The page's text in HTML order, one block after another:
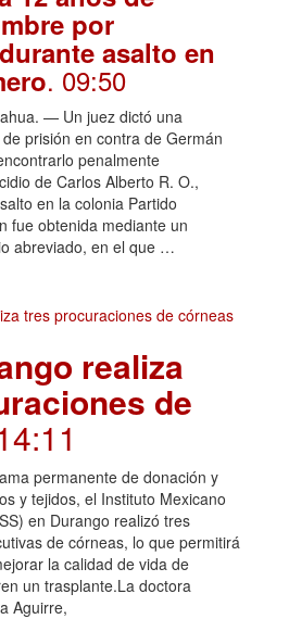
por
asalto en
. 09:50
— Un juez dictó una
prisión en contra de Germán
penalmente
de Carlos Alberto R. O.,
en la colonia Partido
fue obtenida mediante un
abreviado, en el que …
realiza
de
permanente de donación y
y tejidos, el Instituto Mexicano
en Durango realizó tres
de córneas, lo que permitirá
la calidad de vida de
un trasplante.La doctora
Aguirre,